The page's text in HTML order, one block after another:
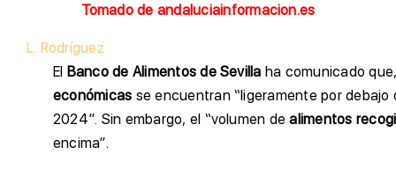
Tomado de andaluciainformacion.es
L. Rodríguez
El Banco de Alimentos de Sevilla ha comunicado
económicas se encuentran “ligeramente por
2024”. Sin embargo, el “volumen dealimentos
encima”.